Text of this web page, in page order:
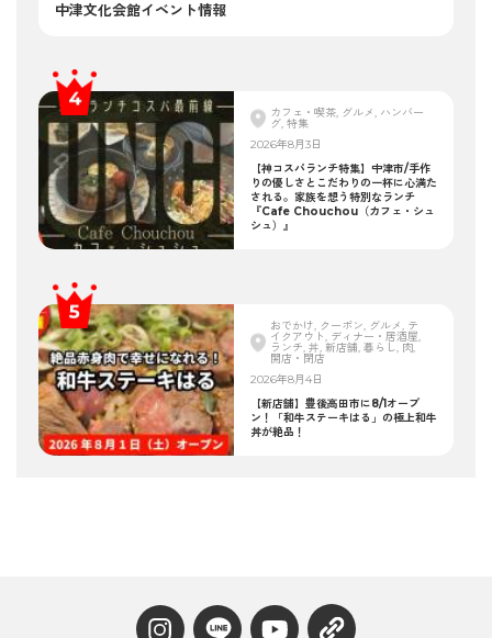
中津文化会館イベント情報
カフェ・喫茶, グルメ, ハンバー
グ, 特集
2026年8月3日
【神コスパランチ特集】中津市/手作
りの優しさとこだわりの一杯に心満た
される。家族を想う特別なランチ
『Cafe Chouchou（カフェ・シュ
シュ）』
おでかけ, クーポン, グルメ, テ
イクアウト, ディナー・居酒屋,
ランチ, 丼, 新店舗, 暮らし, 肉,
開店・閉店
2026年8月4日
【新店舗】豊後高田市に8/1オープ
ン！「和牛ステーキはる」の極上和牛
丼が絶品！